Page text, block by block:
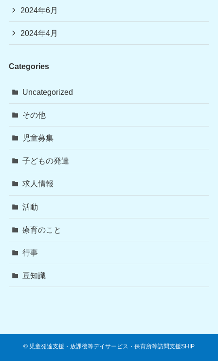
2024年6月
2024年4月
Categories
Uncategorized
その他
児童募集
子どもの発達
求人情報
活動
療育のこと
行事
豆知識
© 児童発達支援・放課後等デイサービス・保育所等訪問支援SHIP